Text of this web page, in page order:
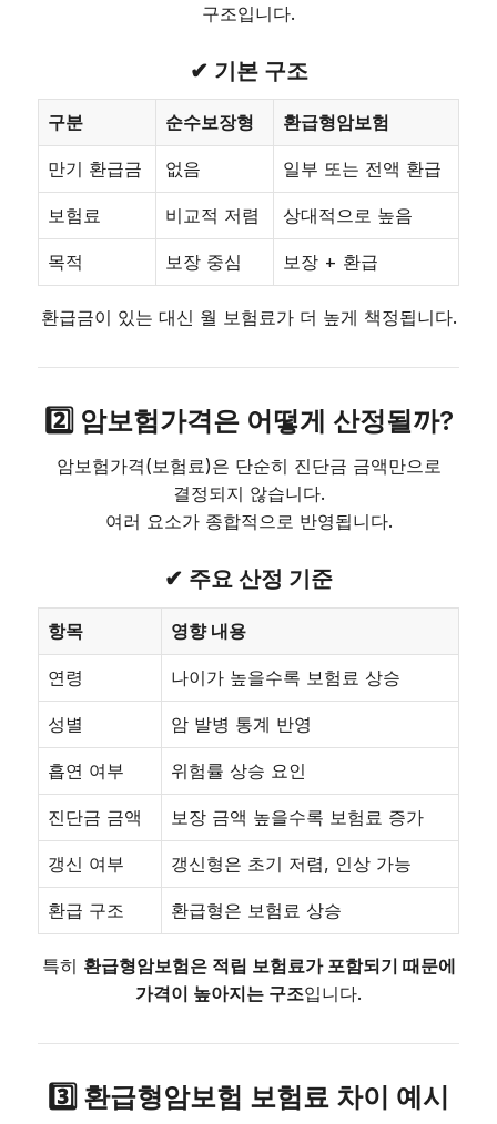
구조입니다.
✔ 기본 구조
구분 순수보장형 환급형암보험
만기 환급금 없음 일부 또는 전액 환급
보험료 비교적 저렴 상대적으로 높음
목적 보장 중심 보장 + 환급
환급금이 있는 대신 월 보험료가 더 높게 책정됩니다.
2️⃣ 암보험가격은 어떻게 산정될까?
암보험가격(보험료)은 단순히 진단금 금액만으로
결정되지 않습니다.
여러 요소가 종합적으로 반영됩니다.
✔ 주요 산정 기준
항목 영향 내용
연령 나이가 높을수록 보험료 상승
성별 암 발병 통계 반영
흡연 여부 위험률 상승 요인
진단금 금액 보장 금액 높을수록 보험료 증가
갱신 여부 갱신형은 초기 저렴, 인상 가능
환급 구조 환급형은 보험료 상승
특히 환급형암보험은 적립 보험료가 포함되기 때문에
가격이 높아지는 구조입니다.
3️⃣ 환급형암보험 보험료 차이 예시